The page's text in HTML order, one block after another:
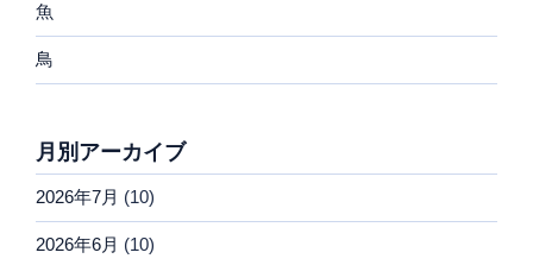
魚
鳥
月別アーカイブ
2026年7月 (10)
2026年6月 (10)